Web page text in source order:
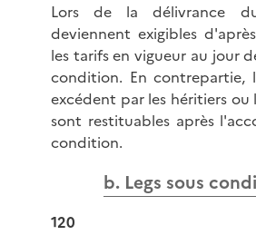
Lors de la délivrance
deviennent exigibles
les tarifs en vigueur au jour
condition. En contrepartie,
excédent par les héritiers ou
sont restituables après
condition.
b. Legs sous
120